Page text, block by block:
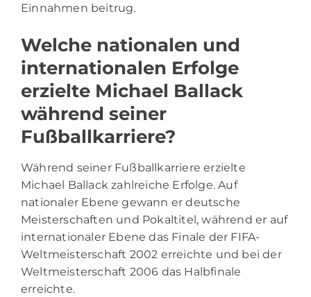
Einnahmen beitrug.
Welche nationalen und
internationalen Erfolge
erzielte Michael Ballack
während seiner
Fußballkarriere?
Während seiner Fußballkarriere erzielte
Michael Ballack zahlreiche Erfolge. Auf
nationaler Ebene gewann er deutsche
Meisterschaften und Pokaltitel, während er auf
internationaler Ebene das Finale der FIFA-
Weltmeisterschaft 2002 erreichte und bei der
Weltmeisterschaft 2006 das Halbfinale
erreichte.